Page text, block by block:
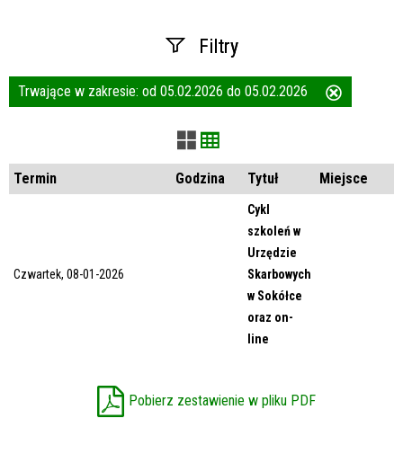
Filtry
Szukana fraza
Kategoria
Trwające w zakresie: od 05.02.2026 do 05.02.2026
Termin Godzina Tytuł Miejsce
Czwartek, 08-01-2026
Cykl
szkoleń w
Urzędzie
Skarbowych
w Sokółce
oraz on-
line
Pobierz zestawienie w pliku PDF